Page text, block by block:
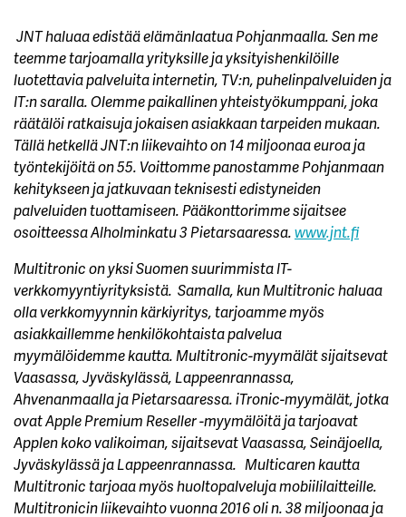
JNT haluaa edistää elämänlaatua Pohjanmaalla. Sen me
teemme tarjoamalla yrityksille ja yksityishenkilöille
luotettavia palveluita internetin, TV:n, puhelinpalveluiden ja
IT:n saralla. Olemme paikallinen yhteistyökumppani, joka
räätälöi ratkaisuja jokaisen asiakkaan tarpeiden mukaan.
Tällä hetkellä JNT:n liikevaihto on 14 miljoonaa euroa ja
työntekijöitä on 55. Voittomme panostamme Pohjanmaan
kehitykseen ja jatkuvaan teknisesti edistyneiden
palveluiden tuottamiseen. Pääkonttorimme sijaitsee
osoitteessa Alholminkatu 3 Pietarsaaressa.www.jnt.fi
Multitronic on yksi Suomen suurimmista IT-
verkkomyyntiyrityksistä. Samalla, kun Multitronic haluaa
olla verkkomyynnin kärkiyritys, tarjoamme myös
asiakkaillemme henkilökohtaista palvelua
myymälöidemme kautta. Multitronic-myymälät sijaitsevat
Vaasassa, Jyväskylässä, Lappeenrannassa,
Ahvenanmaalla ja Pietarsaaressa. iTronic-myymälät, jotka
ovat Apple Premium Reseller -myymälöitä ja tarjoavat
Applen koko valikoiman, sijaitsevat Vaasassa, Seinäjoella,
Jyväskylässä ja Lappeenrannassa. Multicaren kautta
Multitronic tarjoaa myös huoltopalveluja mobiililaitteille.
Multitronicin liikevaihto vuonna 2016 oli n. 38 miljoonaa ja